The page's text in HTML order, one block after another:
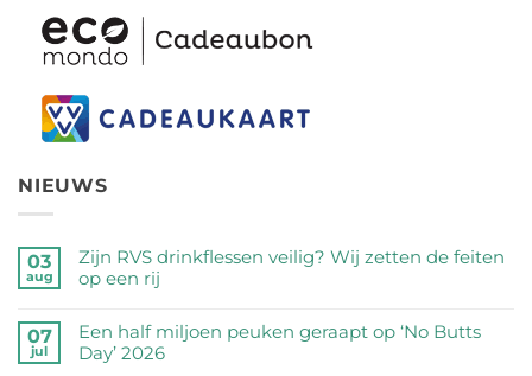
NIEUWS
03
aug
Zijn RVS drinkflessen veilig? Wij zetten de feiten
op een rij
reacties
op
Zijn
07
jul
Een half miljoen peuken geraapt op ‘No Butts
Day’ 2026